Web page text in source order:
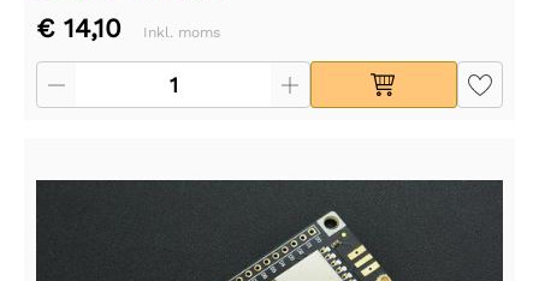
€ 14,10 Inkl. moms